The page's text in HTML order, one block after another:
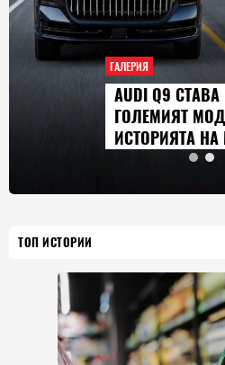
ГАЛЕРИЯ
AUDI Q9
ГОЛЕМИЯТ
ИСТОРИЯТА НА
ТОП ИСТОРИИ